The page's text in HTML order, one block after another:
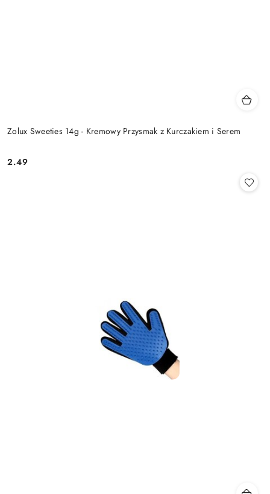
Zolux Sweeties 14g - Kremowy Przysmak z Kurczakiem i Serem
Cena:
2.49